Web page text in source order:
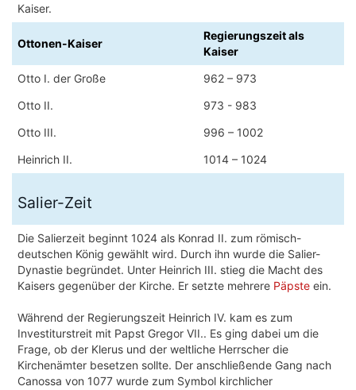
Kaiser.
Ottonen-Kaiser
Regierungszeit als
Kaiser
Otto I. der Große
962 – 973
Otto II.
973 - 983
Otto III.
996 – 1002
Heinrich II.
1014 – 1024
Salier-Zeit
Die Salierzeit beginnt 1024 als Konrad II. zum römisch-
deutschen König gewählt wird. Durch ihn wurde die Salier-
Dynastie begründet. Unter Heinrich III. stieg die Macht des
Kaisers gegenüber der Kirche. Er setzte mehrere Päpste ein.
Während der Regierungszeit Heinrich IV. kam es zum
Investiturstreit mit Papst Gregor VII.. Es ging dabei um die
Frage, ob der Klerus und der weltliche Herrscher die
Kirchenämter besetzen sollte. Der anschließende Gang nach
Canossa von 1077 wurde zum Symbol kirchlicher